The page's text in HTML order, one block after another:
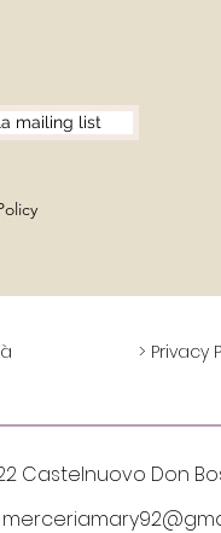
mailing list
> Privacy
Don